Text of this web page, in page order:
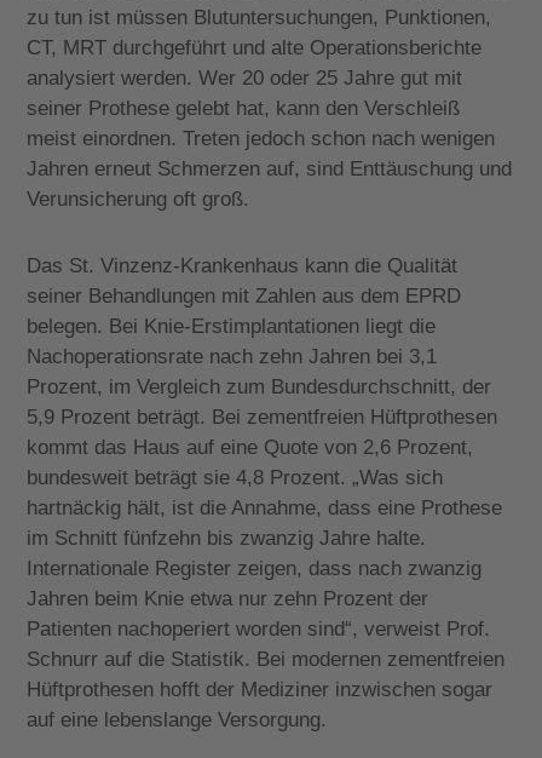
zu tun ist müssen Blutuntersuchungen, Punktionen,
CT, MRT durchgeführt und alte Operationsberichte
analysiert werden. Wer 20 oder 25 Jahre gut mit
seiner Prothese gelebt hat, kann den Verschleiß
meist einordnen. Treten jedoch schon nach wenigen
Jahren erneut Schmerzen auf, sind Enttäuschung und
Verunsicherung oft groß.
Das St. Vinzenz-Krankenhaus kann die Qualität
seiner Behandlungen mit Zahlen aus dem EPRD
belegen. Bei Knie-Erstimplantationen liegt die
Nachoperationsrate nach zehn Jahren bei 3,1
Prozent, im Vergleich zum Bundesdurchschnitt, der
5,9 Prozent beträgt. Bei zementfreien Hüftprothesen
kommt das Haus auf eine Quote von 2,6 Prozent,
bundesweit beträgt sie 4,8 Prozent. „Was sich
hartnäckig hält, ist die Annahme, dass eine Prothese
im Schnitt fünfzehn bis zwanzig Jahre halte.
Internationale Register zeigen, dass nach zwanzig
Jahren beim Knie etwa nur zehn Prozent der
Patienten nachoperiert worden sind“, verweist Prof.
Schnurr auf die Statistik. Bei modernen zementfreien
Hüftprothesen hofft der Mediziner inzwischen sogar
auf eine lebenslange Versorgung.